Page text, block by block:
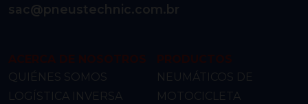
sac@pneustechnic.com.br
QUIÉNES SOMOS
LOGÍSTICA INVERSA
NEUMÁTICOS DE
MOTOCICLETA